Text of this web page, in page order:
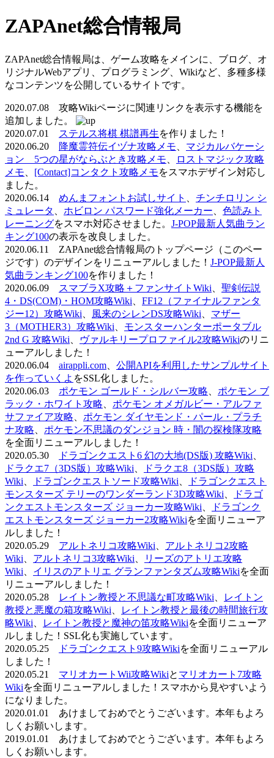
ZAPAnet総合情報局
ZAPAnet総合情報局は、ゲーム攻略をメインに、ブログ、オ
リジナルWebアプリ、プログラミング、Wikiなど、多種多様
なコンテンツを公開しているサイトです。
2020.07.08 攻略Wikiページに関連リンクを表示する機能を
追加しました。
2020.07.01
ステルス将棋 棋譜再生を作りました！
2020.06.20
降魔霊符伝イヅナ攻略メモ
マジカルバケーシ
ョン 5つの星がならぶとき攻略メモ
ロストマジック攻略
メモ
[Contact]コンタクト攻略メモをスマホデザイン対応し
ました。
2020.06.14 めんまフォントお試しサイト
チンチロリン シ
ミュレータ
ホビロン パスワード強化メーカー
色読みト
レーニングをスマホ対応させました。 J-POP最新人気曲ラン
キング100の表示を改良しました。
2020.06.11 ZAPAnet総合情報局のトップページ（このペー
ジです）のデザインをリニューアルしました！ J-POP最新人
気曲ランキング100を作りました！
2020.06.09
スマブラX攻略＋ファンサイトWiki
聖剣伝説
4・DS(COM)・HOM攻略Wiki
FF12（ファイナルファンタ
ジー12）攻略Wiki
風来のシレンDS攻略Wiki
マザー
3（MOTHER3）攻略Wiki
モンスターハンターポータブル
2nd G 攻略Wiki
ヴァルキリープロファイル2攻略Wikiのリニ
ューアルしました！
2020.06.04 airappli.com
公開APIを利用したサンプルサイト
を作っていくよ をSSL化しました。
2020.06.03 ポケモン ゴールド・シルバー攻略
ポケモン ブ
ラック・ホワイト攻略
ポケモン オメガルビー・アルファ
サファイア攻略
ポケモン ダイヤモンド・パール・プラチ
ナ攻略
ポケモン不思議のダンジョン 時・闇の探検隊攻略
を全面リニューアルしました！
2020.05.30
ドラゴンクエスト6 幻の大地(DS版) 攻略Wiki
ドラクエ7（3DS版）攻略Wiki
ドラクエ8（3DS版）攻略
Wiki
ドラゴンクエストソード攻略Wiki
ドラゴンクエスト
モンスターズ テリーのワンダーランド3D攻略Wiki
ドラゴ
ンクエストモンスターズ ジョーカー攻略Wiki
ドラゴンク
エストモンスターズ ジョーカー2攻略Wikiを全面リニューア
ルしました！
2020.05.29 アルトネリコ攻略Wiki
アルトネリコ2攻略
Wiki
アルトネリコ3攻略Wiki
リーズのアトリエ攻略
Wiki
イリスのアトリエ グランファンタズム攻略Wikiを全面
リニューアルしました！
2020.05.28
レイトン教授と不思議な町攻略Wiki
レイトン
教授と悪魔の箱攻略Wiki
レイトン教授と最後の時間旅行攻
略Wiki
レイトン教授と魔神の笛攻略Wikiを全面リニューア
ルしました！SSL化も実施しています。
2020.05.25
ドラゴンクエスト9攻略Wikiを全面リニューアル
しました！
2020.05.21 マリオカートWii攻略Wikiと マリオカート7攻略
Wikiを全面リニューアルしました！スマホから見やすいよう
になりました。
2020.01.01 あけましておめでとうございます。本年もよろ
しくお願いします。
2019.01.01 あけましておめでとうございます。本年もよろ
しくお願いします。